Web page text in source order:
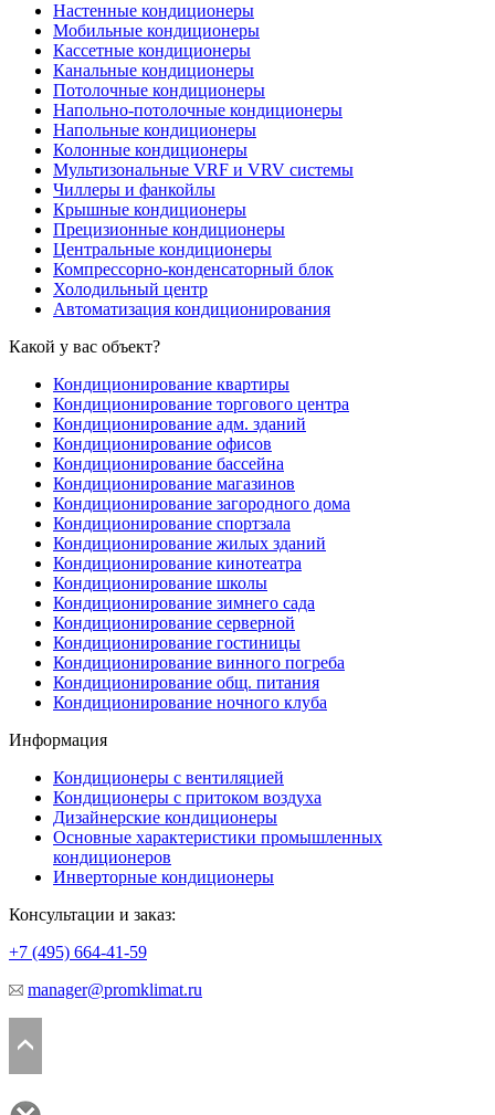
Настенные кондиционеры
Мобильные кондиционеры
Кассетные кондиционеры
Канальные кондиционеры
Потолочные кондиционеры
Напольно-потолочные кондиционеры
Напольные кондиционеры
Колонные кондиционеры
Мультизональные VRF и VRV системы
Чиллеры и фанкойлы
Крышные кондиционеры
Прецизионные кондиционеры
Центральные кондиционеры
Компрессорно-конденсаторный блок
Холодильный центр
Автоматизация кондиционирования
Какой у вас объект?
Кондиционирование квартиры
Кондиционирование торгового центра
Кондиционирование адм. зданий
Кондиционирование офисов
Кондиционирование бассейна
Кондиционирование магазинов
Кондиционирование загородного дома
Кондиционирование спортзала
Кондиционирование жилых зданий
Кондиционирование кинотеатра
Кондиционирование школы
Кондиционирование зимнего сада
Кондиционирование серверной
Кондиционирование гостиницы
Кондиционирование винного погреба
Кондиционирование общ. питания
Кондиционирование ночного клуба
Информация
Кондиционеры с вентиляцией
Кондиционеры с притоком воздуха
Дизайнерские кондиционеры
Основные характеристики промышленных
кондиционеров
Инверторные кондиционеры
Консультации и заказ:
+7 (495) 664-41-59
manager@promklimat.ru